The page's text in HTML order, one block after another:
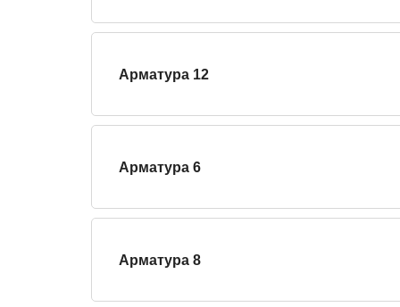
Арматура 12
Арматура 6
Арматура 8